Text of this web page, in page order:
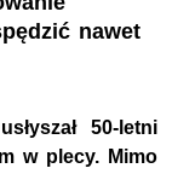
nawet
50-letni
w plecy. Mimo